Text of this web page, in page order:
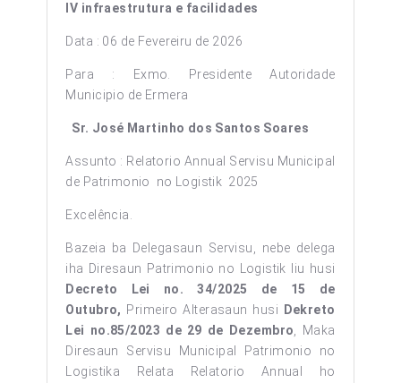
IV infraestrutura e facilidades
Data : 06 de Fevereiru de 2026
Para : Exmo. Presidente Autoridade
Municipio de Ermera
Sr. José Martinho dos Santos Soares
Assunto : Relatorio Annual Servisu Municipal
de Patrimonio no Logistik 2025
Excelência.
Bazeia ba Delegasaun Servisu, nebe delega
iha Diresaun Patrimonio no Logistik liu husi
Decreto Lei no. 34/2025 de 15 de
Outubro, Primeiro Alterasaun husi
Dekreto
Lei no.85/2023 de 29 de Dezembro , Maka
Diresaun Servisu Municipal Patrimonio no
Logistika Relata Relatorio Annual ho